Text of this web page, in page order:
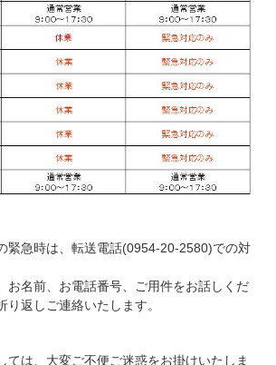
緊急時は、転送電話(0954-20-2580)での対
お名前、お電話番号、ご用件をお話しくだ
り返しご連絡いたします。
ては、大変ご不便ご迷惑をお掛けいたしま